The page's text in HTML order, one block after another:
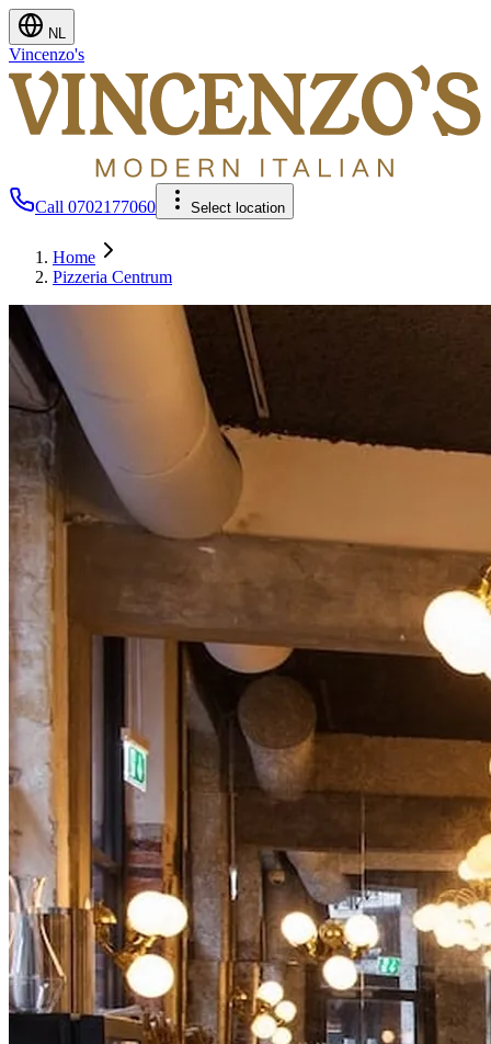
NL
Vincenzo's
Call 0702177060 Select location
Home
Pizzeria Centrum